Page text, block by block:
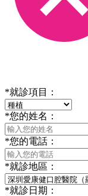
*就診項目：
*您的姓名：
*您的電話：
*就診地區：
*就診日期：